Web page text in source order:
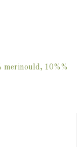
merinould, 10%%